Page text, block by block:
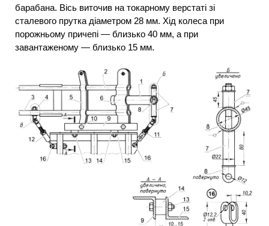
барабана. Вісь виточив на токарному верстаті зі
сталевого прутка діаметром 28 мм. Хід колеса при
порожньому причепі — близько 40 мм, а при
завантаженому — близько 15 мм.